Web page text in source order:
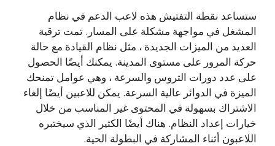
ستساعد نقطة التفتيش هذه لاعب الدعم في نظام
المشغل في مواجهة مشكلة على المسار. تمت ترقية
العديد من الميزات الجديدة ، مثل نظام القيادة مع حالة
حركة المرور على مستوى المدينة. يمكنك أيضًا الحصول
على عدد دورات التروس والسرعة ، وهي عوامل تمنحك
الميزة في الدوائر عالية السرعة. يمكن للاعبين أيضًا إلغاء
الاشتراك بسهولة في المحتوى غير المناسب من خلال
خيارات إعداد النظام. هناك أيضًا الكثير الذي سيختبره
اللاعبون أثناء المشاركة في البطولة الحية.